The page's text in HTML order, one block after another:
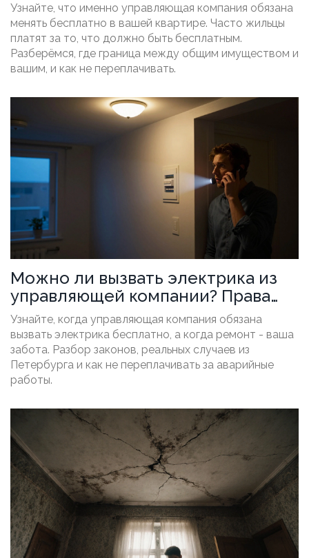
управляющей компании
Узнайте, что именно управляющая компания обязана
менять бесплатно в вашей квартире. Часто жильцы
платят за то, что должно быть бесплатным.
Разберёмся, где граница между общим имуществом и
вашим, и как не переплачивать.
Можно ли вызвать электрика из
управляющей компании? Права
жильцов и реальные
возможности
Узнайте, когда управляющая компания обязана
вызвать электрика бесплатно, а когда ремонт - ваша
забота. Разбор законов, реальных случаев из
Петербурга и как не переплачивать за аварийные
работы.